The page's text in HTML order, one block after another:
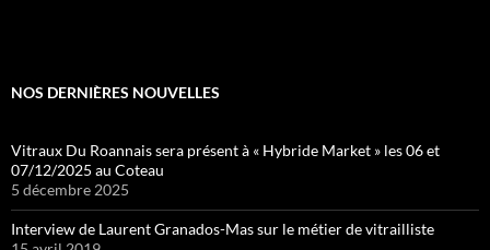
NOS DERNIÈRES NOUVELLES
Vitraux Du Roannais sera présent à « Hybride Market » les 06 et
07/12/2025 au Coteau
5 décembre 2025
Interview de Laurent Granados-Mas sur le métier de vitrailliste